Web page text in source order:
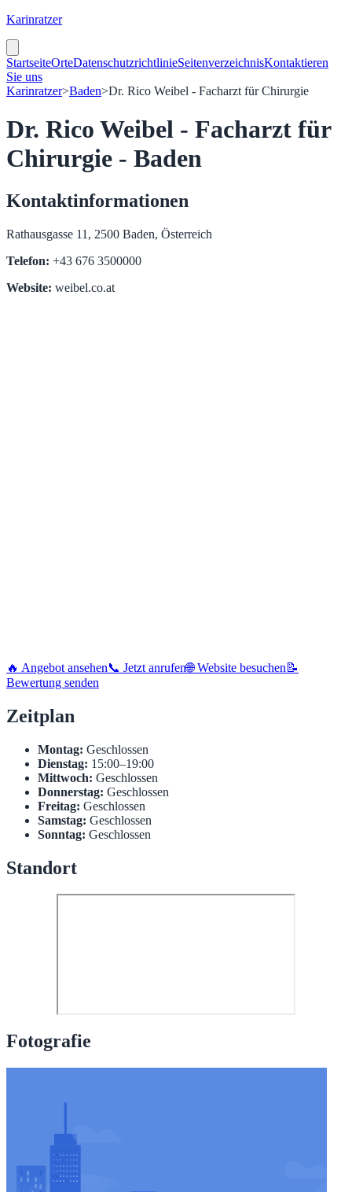
Karinratzer
StartseiteOrteDatenschutzrichtlinieSeitenverzeichnisKontaktieren
Sie uns
Karinratzer>Baden>Dr. Rico Weibel - Facharzt für Chirurgie
Dr. Rico Weibel - Facharzt für
Chirurgie - Baden
Kontaktinformationen
Rathausgasse 11, 2500 Baden, Österreich
Telefon: +43 676 3500000
Website: weibel.co.at
🔥 Angebot ansehen📞 Jetzt anrufen🌐 Website besuchen 📝
Bewertung senden
Zeitplan
Montag: Geschlossen
Dienstag: 15:00–19:00
Mittwoch: Geschlossen
Donnerstag: Geschlossen
Freitag: Geschlossen
Samstag: Geschlossen
Sonntag: Geschlossen
Standort
Fotografie